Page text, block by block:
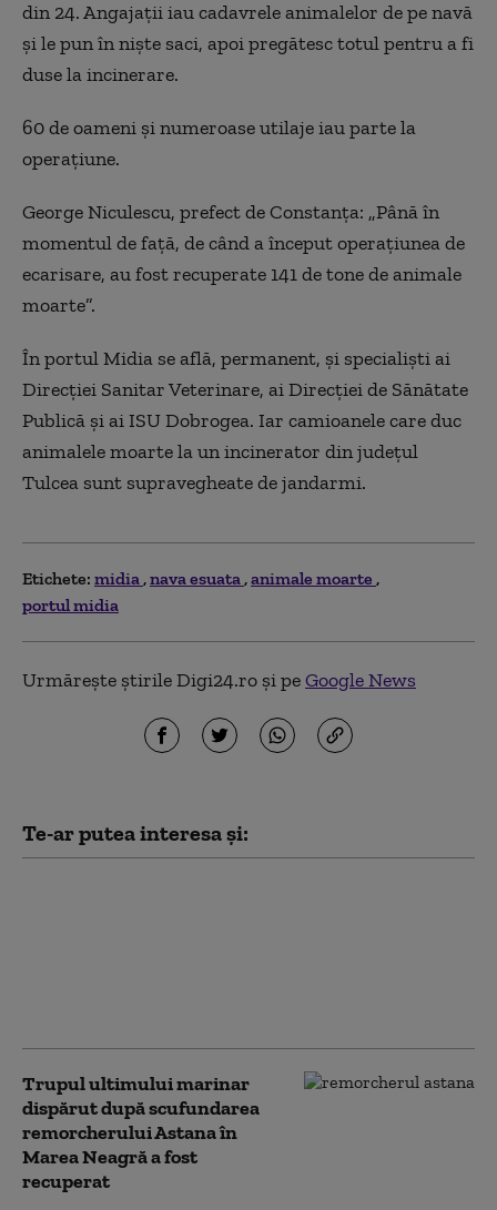
din 24. Angajaţii iau cadavrele animalelor de pe navă
şi le pun în nişte saci, apoi pregătesc totul pentru a fi
duse la incinerare.
60 de oameni și numeroase utilaje iau parte la
operațiune.
George Niculescu, prefect de Constanţa: „Până în
momentul de faţă, de când a început operaţiunea de
ecarisare, au fost recuperate 141 de tone de animale
moarte”.
În portul Midia se află, permanent, și specialişti ai
Direcţiei Sanitar Veterinare, ai Direcţiei de Sănătate
Publică şi ai ISU Dobrogea. Iar camioanele care duc
animalele moarte la un incinerator din județul
Tulcea sunt supravegheate de jandarmi.
Etichete: midia nava esuata animale moarte
portul midia
Urmărește știrile Digi24.ro și peGoogle News
Te-ar putea interesa și:
Trupul ultimului marinar
dispărut după scufundarea
remorcherului Astana în
Marea Neagră a fost
recuperat